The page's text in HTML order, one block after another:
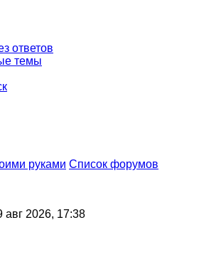
ответов
темы
руками Список форумов
2026, 17:38